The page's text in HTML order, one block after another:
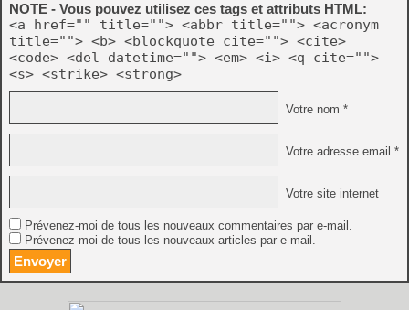
NOTE - Vous pouvez utilisez ces tags et attributs HTML:
<a href="" title=""> <abbr title=""> <acronym
title=""> <b> <blockquote cite=""> <cite>
<code> <del datetime=""> <em> <i> <q cite="">
<s> <strike> <strong>
Votre nom *
Votre adresse email *
Votre site internet
Prévenez-moi de tous les nouveaux commentaires par e-mail.
Prévenez-moi de tous les nouveaux articles par e-mail.